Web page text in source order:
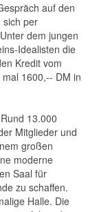
auf den
sich per
dem jungen
Idealisten die
Kredit vom
1600,-- DM in
13.000
Mitglieder und
großen
moderne
Saal für
zu schaffen.
Halle. Die